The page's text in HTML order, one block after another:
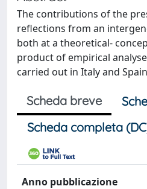
The contributions of the
reflections from an
both at a theoretical-
product of empirical
carried out in Italy and Spain
Scheda breve
Scheda completa
Anno pubblicazione